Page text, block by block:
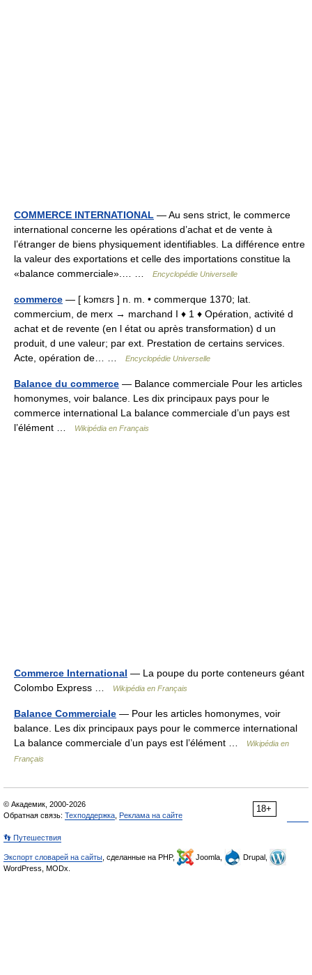
COMMERCE INTERNATIONAL — Au sens strict, le commerce
international concerne les opérations d’achat et de vente à
l’étranger de biens physiquement identifiables. La différence entre
la valeur des exportations et celle des importations constitue la
«balance commerciale».… …
Encyclopédie Universelle
commerce — [ kɔmɛrs ] n. m. • commerque 1370; lat.
commercium, de merx → marchand I ♦ 1 ♦ Opération, activité d
achat et de revente (en l état ou après transformation) d un
produit, d une valeur; par ext. Prestation de certains services.
Acte, opération de… …
Encyclopédie Universelle
Balance du commerce — Balance commerciale Pour les articles
homonymes, voir balance. Les dix principaux pays pour le
commerce international La balance commerciale d’un pays est
l’élément …
Wikipédia en Français
Commerce International — La poupe du porte conteneurs géant
Colombo Express …
Wikipédia en Français
Balance Commerciale — Pour les articles homonymes, voir
balance. Les dix principaux pays pour le commerce international
La balance commerciale d’un pays est l’élément …
Wikipédia en
Français
18+
© Академик, 2000-2026
Обратная связь: Техподдержка Реклама на сайте
👣 Путешествия
Экспорт словарей на сайты , сделанные на PHP, Joomla,
Drupal,
WordPress, MODx.